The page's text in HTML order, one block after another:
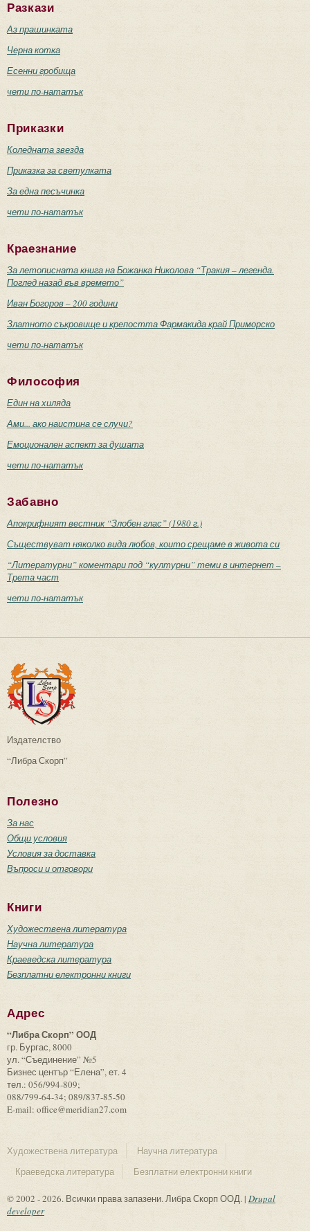
Разкази
Аз прашинката
Черна котка
Есенни гробища
чети по-нататък
Приказки
Коледната звезда
Приказка за светулката
За една песъчинка
чети по-нататък
Краезнание
За летописната книга на Божанка Николова “Тракия – легенда.
Поглед назад във времето”
Иван Богоров – 200 години
Златното съкровище и крепостта Фармакида край Приморско
чети по-нататък
Философия
Един на хиляда
Ами... ако наистина се случи?
Емоционален аспект за душата
чети по-нататък
Забавно
Апокрифният вестник “Злобен глас” (1980 г.)
Съществуват няколко вида любов, които срещаме в живота си
“Литературни” коментари под “културни” теми в интернет –
Трета част
чети по-нататък
Издателство
“Либра Скорп”
Полезно
За нас
Общи условия
Условия за доставка
Въпроси и отговори
Книги
Художествена литература
Научна литература
Краеведска литература
Безплатни електронни книги
Адрес
“Либра Скорп” ООД
гр. Бургас, 8000
ул. “Съединение” №5
Бизнес център “Елена”, ет. 4
тел.: 056/994-809;
088/799-64-34; 089/837-85-50
E-mail: office@meridian27.com
Художествена литература
Научна литература
Краеведска литература
Безплатни електронни книги
© 2002 - 2026. Всички права запазени. Либра Скорп ООД. | Drupal
developer